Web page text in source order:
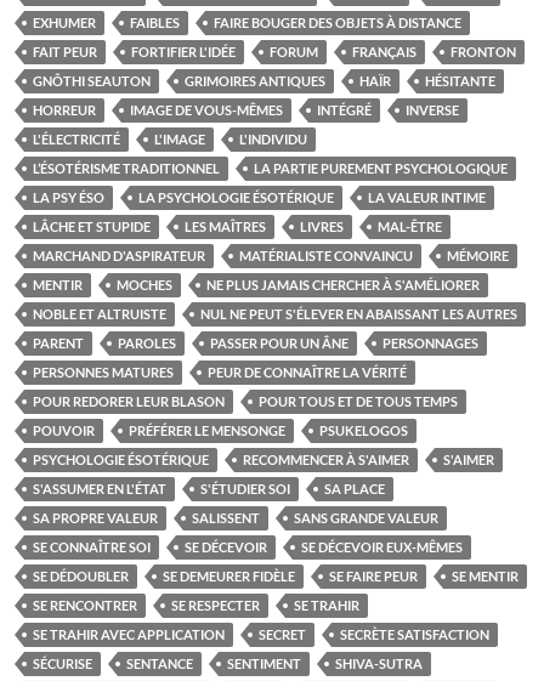
EXHUMER
FAIBLES
FAIRE BOUGER DES OBJETS À DISTANCE
FAIT PEUR
FORTIFIER L'IDÉE FORUM FRANÇAIS
FRONTON
GNÔTHI SEAUTON
GRIMOIRES ANTIQUES HAÏR
HÉSITANTE
HORREUR
IMAGE DE VOUS-MÊMES INTÉGRÉ
INVERSE
L'ÉLECTRICITÉ
L'IMAGE
L'INDIVIDU
L’ÉSOTÉRISME TRADITIONNEL
LA PARTIE PUREMENT PSYCHOLOGIQUE
LA PSY ÉSO
LA PSYCHOLOGIE ÉSOTÉRIQUE
LA VALEUR INTIME
LÂCHE ET STUPIDE
LES MAÎTRES LIVRES
MAL-ÊTRE
MARCHAND D'ASPIRATEUR
MATÉRIALISTE CONVAINCU
MÉMOIRE
MENTIR
MOCHES
NE PLUS JAMAIS CHERCHER À S'AMÉLIORER
NOBLE ET ALTRUISTE
NUL NE PEUT S'ÉLEVER EN ABAISSANT LES AUTRES
PARENT
PAROLES PASSER POUR UN ÂNE
PERSONNAGES
PERSONNES MATURES
PEUR DE CONNAÎTRE LA VÉRITÉ
POUR REDORER LEUR BLASON
POUR TOUS ET DE TOUS TEMPS
POUVOIR
PRÉFÉRER LE MENSONGE
PSUKELOGOS
PSYCHOLOGIE ÉSOTÉRIQUE
RECOMMENCER À S'AIMER
S'AIMER
S'ASSUMER EN L'ÉTAT
S'ÉTUDIER SOI
SA PLACE
SA PROPRE VALEUR
SALISSENT
SANS GRANDE VALEUR
SE CONNAÎTRE SOI
SE DÉCEVOIR
SE DÉCEVOIR EUX-MÊMES
SE DÉDOUBLER
SE DEMEURER FIDÈLE SE FAIRE PEUR
SE MENTIR
SE RENCONTRER
SE RESPECTER
SE TRAHIR
SE TRAHIR AVEC APPLICATION
SECRET
SECRÈTE SATISFACTION
SÉCURISE
SENTANCE SENTIMENT
SHIVA-SUTRA